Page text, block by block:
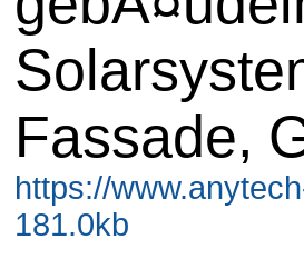
Fassade,
https://
181.0kb